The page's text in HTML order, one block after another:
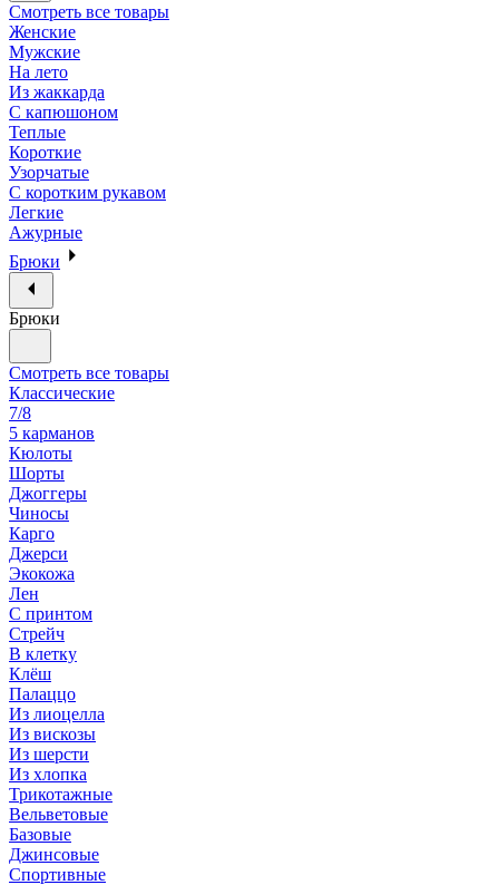
Смотреть все товары
Женские
Мужские
На лето
Из жаккарда
С капюшоном
Теплые
Короткие
Узорчатые
С коротким рукавом
Легкие
Ажурные
Брюки
Брюки
Смотреть все товары
Классические
7/8
5 карманов
Кюлоты
Шорты
Джоггеры
Чиносы
Карго
Джерси
Экокожа
Лен
С принтом
Стрейч
В клетку
Клёш
Палаццо
Из лиоцелла
Из вискозы
Из шерсти
Из хлопка
Трикотажные
Вельветовые
Базовые
Джинсовые
Спортивные